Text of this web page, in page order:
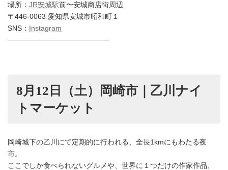
場所： JR安城駅前〜安城商店街周辺
〒446-0063 愛知県安城市昭和町１
SNS： Instagram
────────────────────
8月12日（土）岡崎市｜乙川ナイ
トマーケット
岡崎城下の乙川にて定期的に行われる、全長1kmにもわたる夜
市。
ここでしか食べられないグルメや、世界に１つだけの作家作品、